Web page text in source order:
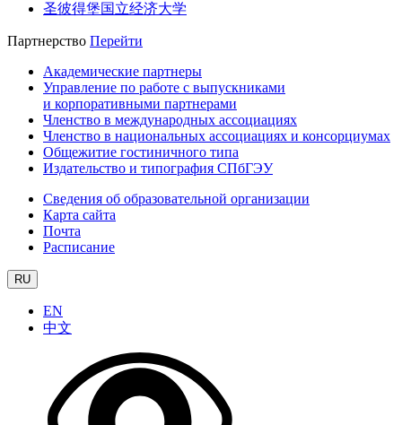
圣彼得堡国立经济大学
Партнерство Перейти
Академические партнеры
Управление по работе с выпускниками
и корпоративными партнерами
Членство в международных ассоциациях
Членство в национальных ассоциациях и консорциумах
Общежитие гостиничного типа
Издательство и типография СПбГЭУ
Сведения об образовательной организации
Карта сайта
Почта
Расписание
RU
EN
中文